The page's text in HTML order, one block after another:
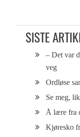
SISTE
– Det var
veg
Ordløse
Se meg,
Å lære fra
Kjøresko